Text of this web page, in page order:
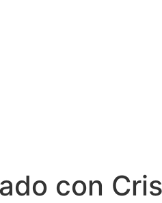
con